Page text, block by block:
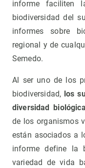
informe faciliten
biodiversidad del
informes sobre
regional y de
Semedo.
Al ser uno de los
biodiversidad, los
diversidad
de los organismos
están asociados a
informe define la
variedad de vida